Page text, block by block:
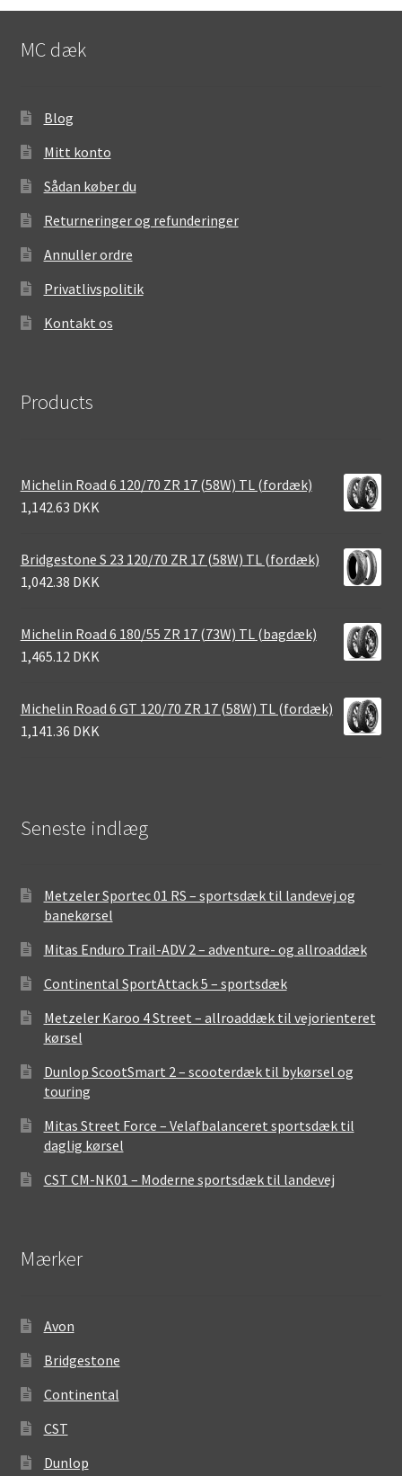
MC dæk
Blog
Mitt konto
Sådan køber du
Returneringer og refunderinger
Annuller ordre
Privatlivspolitik
Kontakt os
Products
Michelin Road 6 120/70 ZR 17 (58W) TL (fordæk)
1,142.63 DKK
Bridgestone S 23 120/70 ZR 17 (58W) TL (fordæk)
1,042.38 DKK
Michelin Road 6 180/55 ZR 17 (73W) TL (bagdæk)
1,465.12 DKK
Michelin Road 6 GT 120/70 ZR 17 (58W) TL (fordæk)
1,141.36 DKK
Seneste indlæg
Metzeler Sportec 01 RS – sportsdæk til landevej og
banekørsel
Mitas Enduro Trail-ADV 2 – adventure- og allroaddæk
Continental SportAttack 5 – sportsdæk
Metzeler Karoo 4 Street – allroaddæk til vejorienteret
kørsel
Dunlop ScootSmart 2 – scooterdæk til bykørsel og
touring
Mitas Street Force – Velafbalanceret sportsdæk til
daglig kørsel
CST CM-NK01 – Moderne sportsdæk til landevej
Mærker
Avon
Bridgestone
Continental
CST
Dunlop